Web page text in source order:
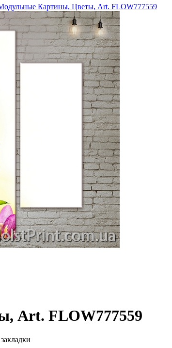
Картины, Цветы, Art. FLOW777559
Art. FLOW777559